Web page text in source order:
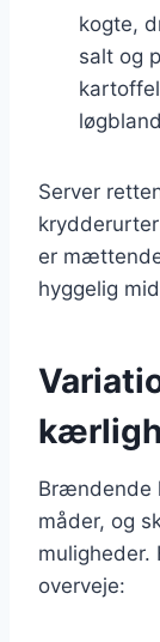
kogte,
salt og
Server
er
hyggelig
Brændende
måder, og
muligheder.
overveje: